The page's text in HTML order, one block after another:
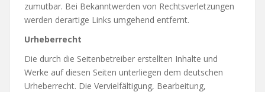
zumutbar. Bei Bekanntwerden von Rechtsverletzungen
werden derartige Links umgehend entfernt.
Urheberrecht
Die durch die Seitenbetreiber erstellten Inhalte und
Werke auf diesen Seiten unterliegen dem deutschen
Urheberrecht. Die Vervielfältigung, Bearbeitung,